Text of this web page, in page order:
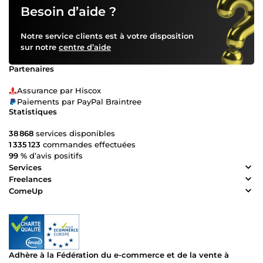
Besoin d’aide ?
Notre service clients est à votre disposition
sur notre centre d’aide
Partenaires
Assurance par Hiscox
Paiements par PayPal Braintree
Statistiques
38 868 services disponibles
1 335 123 commandes effectuées
99 % d’avis positifs
Services
Freelances
ComeUp
Adhère à la Fédération du e-commerce et de la vente à